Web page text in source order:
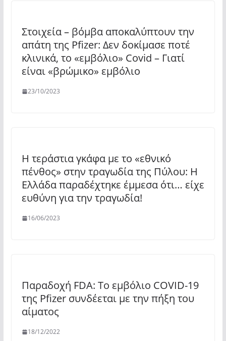
Στοιχεία – βόμβα αποκαλύπτουν την
απάτη της Pfizer: Δεν δοκίμασε ποτέ
κλινικά, το «εμβόλιο» Covid – Γιατί
είναι «βρώμικο» εμβόλιο
23/10/2023
Η τεράστια γκάφα με το «εθνικό
πένθος» στην τραγωδία της Πύλου: Η
Ελλάδα παραδέχτηκε έμμεσα ότι… είχε
ευθύνη για την τραγωδία!
16/06/2023
Παραδοχή FDA: Το εμβόλιο COVID-19
της Pfizer συνδέεται με την πήξη του
αίματος
18/12/2022